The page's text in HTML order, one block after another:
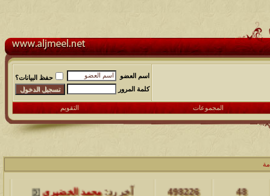
اسم العضو
حفظ البيانات؟
كلمة المرور
المجموعات التقويم
مشاركات المشاهدات آخر مشاركة